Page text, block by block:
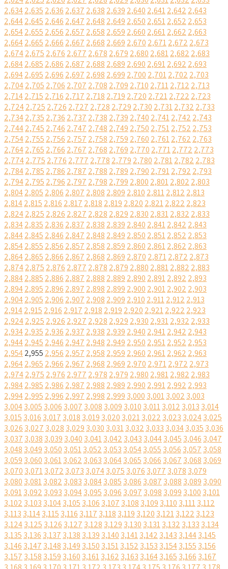
2,6342,635 2,636 2,637 2,638 2,639 2,640 2,6412,642 2,643
2,6442,645 2,646 2,647 2,648 2,649 2,650 2,6512,652 2,653
2,6542,655 2,656 2,657 2,658 2,659 2,660 2,6612,662 2,663
2,6642,665 2,666 2,667 2,668 2,669 2,670 2,6712,672 2,673
2,6742,675 2,676 2,677 2,678 2,679 2,680 2,6812,682 2,683
2,6842,685 2,686 2,687 2,688 2,689 2,690 2,6912,692 2,693
2,6942,695 2,696 2,697 2,698 2,699 2,700 2,7012,702 2,703
2,7042,705 2,706 2,707 2,708 2,709 2,710 2,7112,712 2,713
2,7142,715 2,716 2,717 2,718 2,719 2,720 2,7212,722 2,723
2,7242,725 2,726 2,727 2,728 2,729 2,730 2,7312,732 2,733
2,7342,735 2,736 2,737 2,738 2,739 2,740 2,7412,742 2,743
2,7442,745 2,746 2,747 2,748 2,749 2,750 2,7512,752 2,753
2,7542,755 2,756 2,757 2,758 2,759 2,760 2,7612,762 2,763
2,7642,765 2,766 2,767 2,768 2,769 2,770 2,7712,772 2,773
2,7742,775 2,776 2,777 2,778 2,779 2,780 2,7812,782 2,783
2,7842,785 2,786 2,787 2,788 2,789 2,790 2,7912,792 2,793
2,7942,795 2,796 2,797 2,798 2,799 2,800 2,8012,802 2,803
2,8042,805 2,806 2,807 2,808 2,809 2,810 2,8112,812 2,813
2,8142,815 2,816 2,817 2,818 2,819 2,820 2,8212,822 2,823
2,8242,825 2,826 2,827 2,828 2,829 2,830 2,8312,832 2,833
2,8342,835 2,836 2,837 2,838 2,839 2,840 2,8412,842 2,843
2,8442,845 2,846 2,847 2,848 2,849 2,850 2,8512,852 2,853
2,8542,855 2,856 2,857 2,858 2,859 2,860 2,8612,862 2,863
2,8642,865 2,866 2,867 2,868 2,869 2,870 2,8712,872 2,873
2,8742,875 2,876 2,877 2,878 2,879 2,880 2,8812,882 2,883
2,8842,885 2,886 2,887 2,888 2,889 2,890 2,8912,892 2,893
2,8942,895 2,896 2,897 2,898 2,899 2,900 2,9012,902 2,903
2,9042,905 2,906 2,907 2,908 2,909 2,910 2,9112,912 2,913
2,9142,915 2,916 2,917 2,918 2,919 2,920 2,9212,922 2,923
2,9242,925 2,926 2,927 2,928 2,929 2,930 2,9312,932 2,933
2,9342,935 2,936 2,937 2,938 2,939 2,940 2,9412,942 2,943
2,9442,945 2,946 2,947 2,948 2,949 2,950 2,9512,952 2,953
2,9542,955 2,956 2,957 2,958 2,959 2,960 2,9612,962 2,963
2,9642,965 2,966 2,967 2,968 2,969 2,970 2,9712,972 2,973
2,9742,975 2,976 2,977 2,978 2,979 2,980 2,9812,982 2,983
2,9842,985 2,986 2,987 2,988 2,989 2,990 2,9912,992 2,993
2,9942,995 2,996 2,997 2,998 2,999 3,000 3,0013,002 3,003
3,0043,005 3,006 3,007 3,008 3,009 3,010 3,0113,012 3,013 3,014
3,015 3,016 3,017 3,018 3,019 3,020 3,0213,022 3,023 3,0243,025
3,026 3,027 3,028 3,029 3,030 3,0313,032 3,033 3,0343,035 3,036
3,037 3,038 3,039 3,040 3,0413,042 3,043 3,0443,045 3,046 3,047
3,048 3,049 3,050 3,0513,052 3,053 3,0543,055 3,056 3,057 3,058
3,059 3,060 3,0613,062 3,063 3,0643,065 3,066 3,067 3,068 3,069
3,070 3,0713,072 3,073 3,0743,075 3,076 3,077 3,078 3,079
3,080 3,0813,082 3,083 3,0843,085 3,086 3,087 3,088 3,089 3,090
3,0913,092 3,093 3,0943,095 3,096 3,097 3,098 3,099 3,100 3,101
3,102 3,103 3,1043,105 3,106 3,107 3,108 3,109 3,110 3,1113,112
3,113 3,1143,115 3,116 3,117 3,118 3,119 3,120 3,1213,122 3,123
3,1243,125 3,126 3,127 3,128 3,129 3,130 3,1313,132 3,133 3,134
3,135 3,136 3,137 3,138 3,139 3,140 3,1413,142 3,143 3,1443,145
3,146 3,147 3,148 3,149 3,150 3,1513,152 3,153 3,1543,155 3,156
3,157 3,158 3,159 3,160 3,1613,162 3,163 3,1643,165 3,166 3,167